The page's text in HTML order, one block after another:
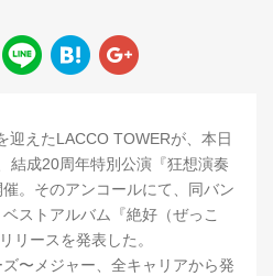
迎えたLACCO TOWERが、本日
結成20周年特別公演『狂想演奏
。そのアンコールにて、同バン
ストアルバム『絶好（ぜっこ
リースを発表した。
〜メジャー、全キャリアから発